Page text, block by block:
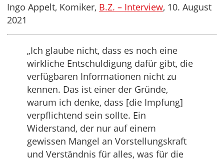
Ingo Appelt, Komiker, B.Z. – Interview, 10. August
2021
„Ich glaube nicht, dass es noch eine
wirkliche Entschuldigung dafür gibt, die
verfügbaren Informationen nicht zu
kennen. Das ist einer der Gründe,
warum ich denke, dass [die Impfung]
verpflichtend sein sollte. Ein
Widerstand, der nur auf einem
gewissen Mangel an Vorstellungskraft
und Verständnis für alles, was für die